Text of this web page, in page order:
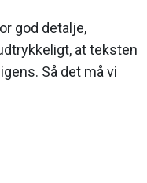
god detalje,
at teksten
Så det må vi